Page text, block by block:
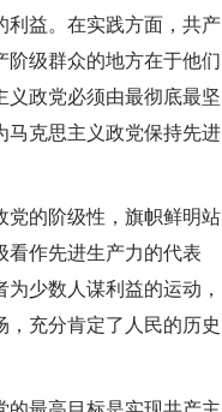
利益。在实践方面，共产
阶级群众的地方在于他们
义政党必须由最彻底最坚
马克思主义政党保持先进
党的阶级性，旗帜鲜明站
看作先进生产力的代表
少数人谋利益的运动，
充分肯定了人民的历史